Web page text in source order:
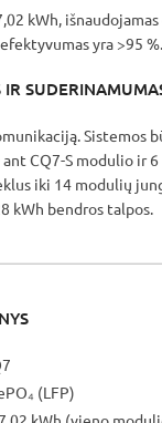
kWh,
yra >95 %.
IR
Sistemos
CQ7-S modulio ir 6
iki 14 modulių
kWh bendros talpos.
(LFP)